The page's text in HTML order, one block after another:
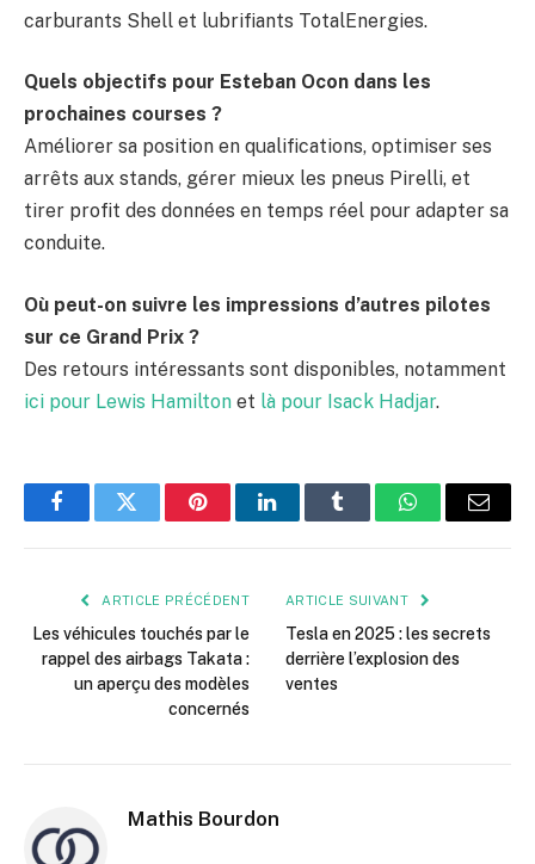
carburants Shell et lubrifiants TotalEnergies.
Quels objectifs pour Esteban Ocon dans les
prochaines courses ?
Améliorer sa position en qualifications, optimiser ses
arrêts aux stands, gérer mieux les pneus Pirelli, et
tirer profit des données en temps réel pour adapter sa
conduite.
Où peut-on suivre les impressions d’autres pilotes
sur ce Grand Prix ?
Des retours intéressants sont disponibles, notamment
ici pour Lewis Hamilton et là pour Isack Hadjar.
FacebookTwitter PinterestLinkedInTumblr WhatsApp
E-
ARTICLE PRÉCÉDENT
Les véhicules touchés par le
rappel des airbags Takata :
un aperçu des modèles
concernés
ARTICLE SUIVANT
Tesla en 2025 : les secrets
derrière l’explosion des
ventes
Mathis Bourdon